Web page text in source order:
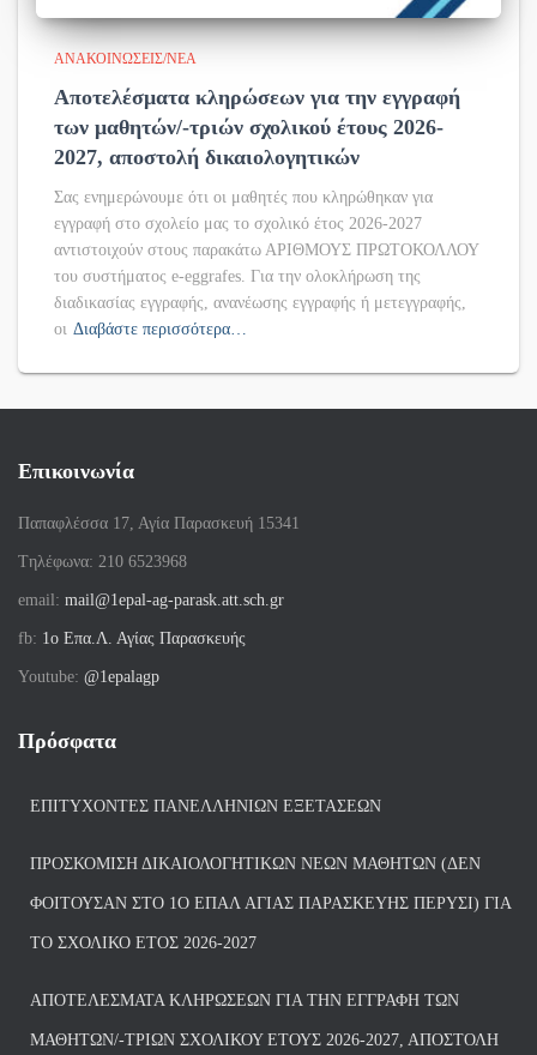
ΑΝΑΚΟΙΝΏΣΕΙΣ/ΝΈΑ
Αποτελέσματα κληρώσεων για την εγγραφή
των μαθητών/-τριών σχολικού έτους 2026-
2027, αποστολή δικαιολογητικών
Σας ενημερώνουμε ότι οι μαθητές που κληρώθηκαν για
εγγραφή στο σχολείο μας το σχολικό έτος 2026-2027
αντιστοιχούν στους παρακάτω ΑΡΙΘΜΟΥΣ ΠΡΩΤΟΚΟΛΛΟΥ
του συστήματος e-eggrafes. Για την ολοκλήρωση της
διαδικασίας εγγραφής, ανανέωσης εγγραφής ή μετεγγραφής,
οι Διαβάστε περισσότερα…
Επικοινωνία
Παπαφλέσσα 17, Αγία Παρασκευή 15341
Tηλέφωνα: 210 6523968
email: mail@1epal-ag-parask.att.sch.gr
fb: 1ο Επα.Λ. Αγίας Παρασκευής
Youtube: @1epalagp
Πρόσφατα
ΕΠΙΤΥΧΌΝΤΕΣ ΠΑΝΕΛΛΗΝΊΩΝ ΕΞΕΤΆΣΕΩΝ
ΠΡΟΣΚΌΜΙΣΗ ΔΙΚΑΙΟΛΟΓΗΤΙΚΏΝ ΝΈΩΝ ΜΑΘΗΤΏΝ (ΔΕΝ
ΦΟΙΤΟΎΣΑΝ ΣΤΟ 1Ο ΕΠΑΛ ΑΓΙΑΣ ΠΑΡΑΣΚΕΥΗΣ ΠΈΡΥΣΙ) ΓΙΑ
ΤΟ ΣΧΟΛΙΚΌ ΈΤΟΣ 2026-2027
ΑΠΟΤΕΛΈΣΜΑΤΑ ΚΛΗΡΏΣΕΩΝ ΓΙΑ ΤΗΝ ΕΓΓΡΑΦΉ ΤΩΝ
ΜΑΘΗΤΏΝ/-ΤΡΙΏΝ ΣΧΟΛΙΚΟΎ ΈΤΟΥΣ 2026-2027, ΑΠΟΣΤΟΛΉ